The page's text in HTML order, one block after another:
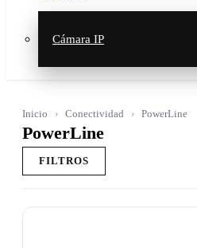
Cámara IP
Inicio Conectividad PowerLine
PowerLine
FILTROS